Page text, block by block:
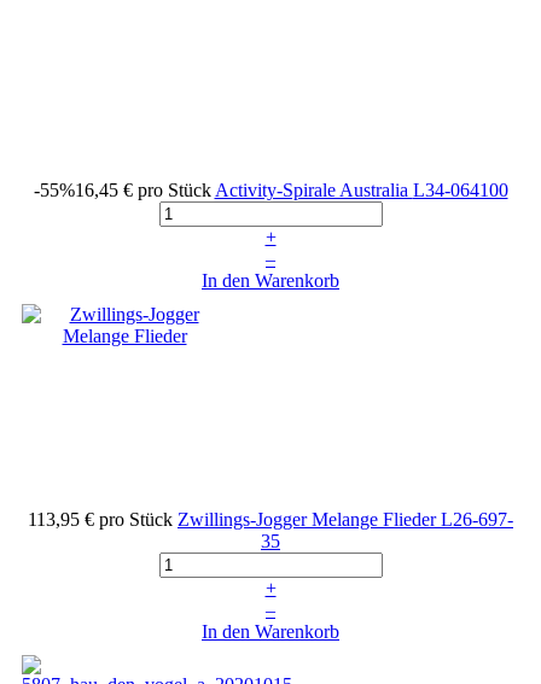
-55%16,45 € pro Stück Activity-Spirale Australia L34-064100
+
–
In den Warenkorb
113,95 € pro Stück Zwillings-Jogger Melange FliederL26-697-
35
+
–
In den Warenkorb